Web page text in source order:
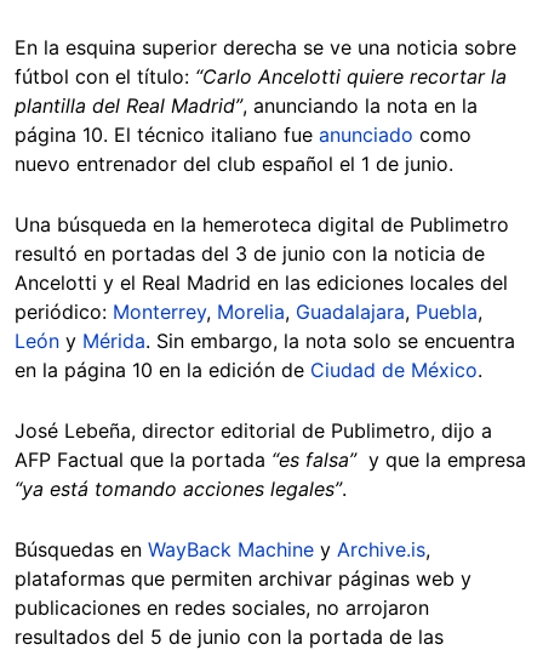
En la esquina superior derecha se ve una noticia sobre
fútbol con el título: “Carlo Ancelotti quiere recortar la
plantilla del Real Madrid”, anunciando la nota en la
página 10. El técnico italiano fue anunciado como
nuevo entrenador del club español el 1 de junio.
Una búsqueda en la hemeroteca digital de Publimetro
resultó en portadas del 3 de junio con la noticia de
Ancelotti y el Real Madrid en las ediciones locales del
periódico: Monterrey, Morelia, Guadalajara, Puebla,
León y Mérida. Sin embargo, la nota solo se encuentra
en la página 10 en la edición de Ciudad de México.
José Lebeña, director editorial de Publimetro, dijo a
AFP Factual que la portada “es falsa” y que la empresa
“ya está tomando acciones legales”.
Búsquedas en WayBack Machine y Archive.is,
plataformas que permiten archivar páginas web y
publicaciones en redes sociales, no arrojaron
resultados del 5 de junio con la portada de las